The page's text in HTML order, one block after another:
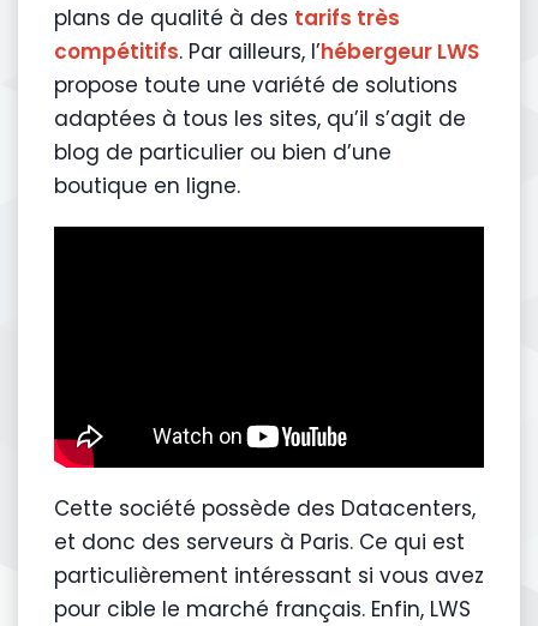
plans de qualité à des tarifs très
compétitifs. Par ailleurs, l’hébergeur LWS
propose toute une variété de solutions
adaptées à tous les sites, qu’il s’agit de
blog de particulier ou bien d’une
boutique en ligne.
Cette société possède des Datacenters,
et donc des serveurs à Paris. Ce qui est
particulièrement intéressant si vous avez
pour cible le marché français. Enfin, LWS